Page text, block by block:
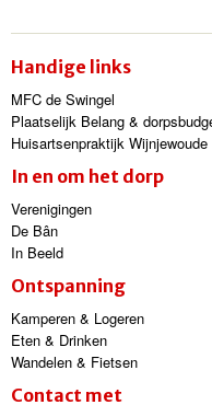
Handige links
MFC de Swingel
Plaatselijk Belang &
Huisartsenpraktijk Wijnjewoude
In en om het dorp
Verenigingen
De Bân
In Beeld
Ontspanning
Kamperen & Logeren
Eten & Drinken
Wandelen & Fietsen
Contact met